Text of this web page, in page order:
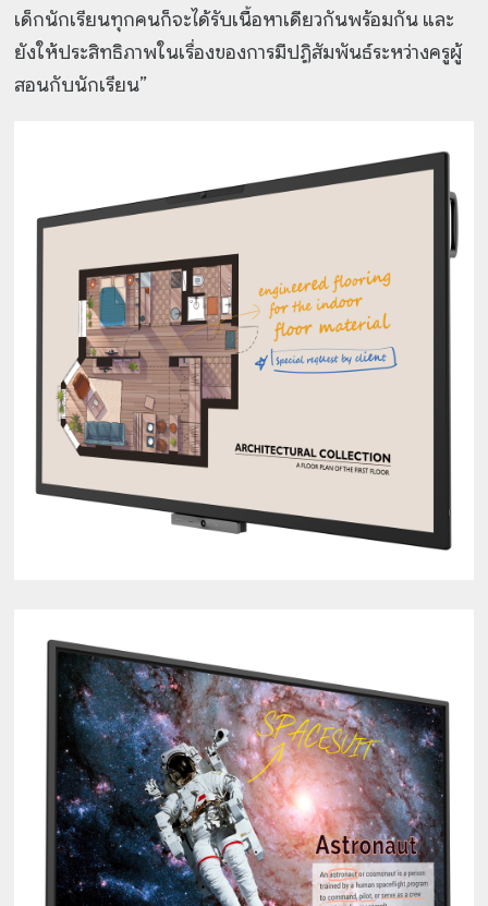
เด็กนักเรียนทุกคนก็จะได้รับเนื้อหาเดียวกันพร้อมกัน และ
ยังให้ประสิทธิภาพในเรื่องของการมีปฏิสัมพันธ์ระหว่างครูผู้
สอนกับนักเรียน”